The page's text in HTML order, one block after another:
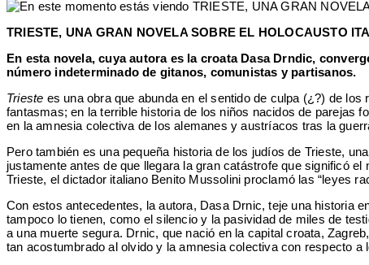
TRIESTE, UNA GRAN NOVELA SOBRE EL HOLOCAUSTO
En esta novela, cuya autora es la croata Dasa Drndic,
número indeterminado de gitanos, comunistas y partisanos.
Trieste es una obra que abunda en el sentido de culpa (¿?) de
fantasmas; en la terrible historia de los niños nacidos de parejas
en la amnesia colectiva de los alemanes y austríacos tras la
Pero también es una pequeña historia de los judíos de Trieste,
justamente antes de que llegara la gran catástrofe que significó
Trieste, el dictador italiano Benito Mussolini proclamó las “leyes
Con estos antecedentes, la autora, Dasa Drnic, teje una historia
tampoco lo tienen, como el silencio y la pasividad de miles de
a una muerte segura. Drnic, que nació en la capital croata,
tan acostumbrado al olvido y la amnesia colectiva con respecto